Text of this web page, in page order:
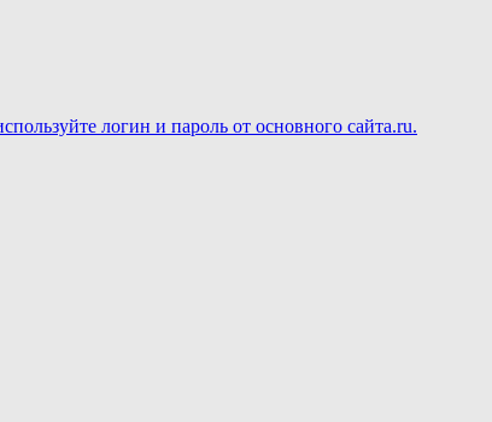
логин и пароль от основного сайта.ru.